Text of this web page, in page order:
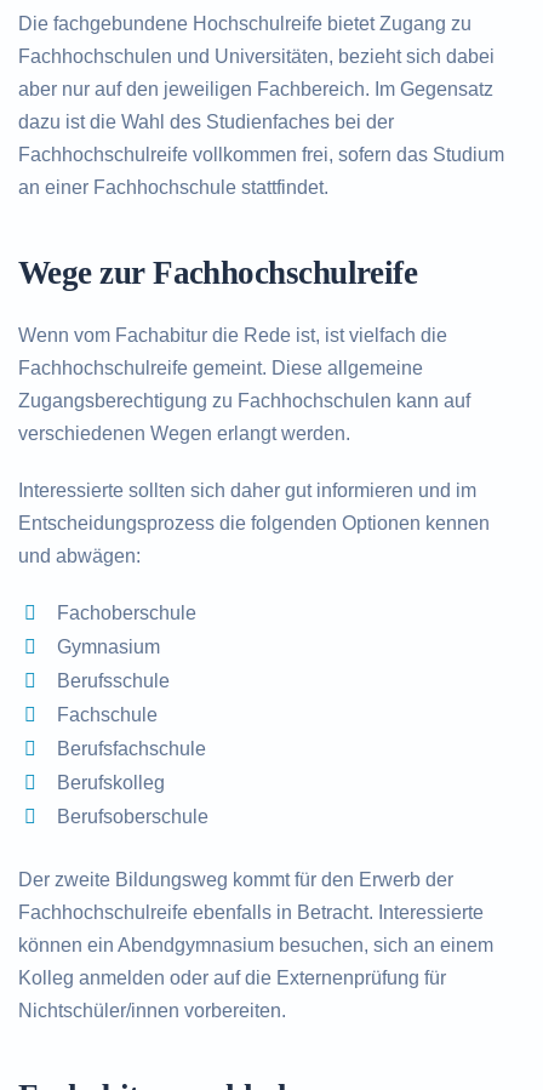
Die fachgebundene Hochschulreife bietet Zugang zu
Fachhochschulen und Universitäten, bezieht sich dabei
aber nur auf den jeweiligen Fachbereich. Im Gegensatz
dazu ist die Wahl des Studienfaches bei der
Fachhochschulreife vollkommen frei, sofern das Studium
an einer Fachhochschule stattfindet.
Wege zur Fachhochschulreife
Wenn vom Fachabitur die Rede ist, ist vielfach die
Fachhochschulreife gemeint. Diese allgemeine
Zugangsberechtigung zu Fachhochschulen kann auf
verschiedenen Wegen erlangt werden.
Interessierte sollten sich daher gut informieren und im
Entscheidungsprozess die folgenden Optionen kennen
und abwägen:
Fachoberschule
Gymnasium
Berufsschule
Fachschule
Berufsfachschule
Berufskolleg
Berufsoberschule
Der zweite Bildungsweg kommt für den Erwerb der
Fachhochschulreife ebenfalls in Betracht. Interessierte
können ein Abendgymnasium besuchen, sich an einem
Kolleg anmelden oder auf die Externenprüfung für
Nichtschüler/innen vorbereiten.